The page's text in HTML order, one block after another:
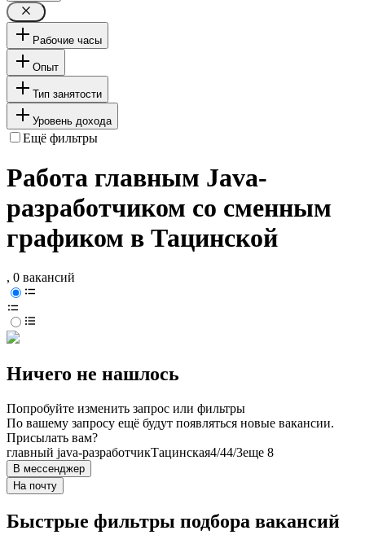
Рабочие часы
Опыт
Тип занятости
Уровень дохода
Ещё фильтры
Работа главным Java-
разработчиком со сменным
графиком в Тацинской
, 0 вакансий
Ничего не нашлось
Попробуйте изменить запрос или фильтры
По вашему запросу ещё будут появляться новые вакансии.
Присылать вам?
главный java-разработчикТацинская4/44/3еще 8
В мессенджер
На почту
Быстрые фильтры подбора вакансий